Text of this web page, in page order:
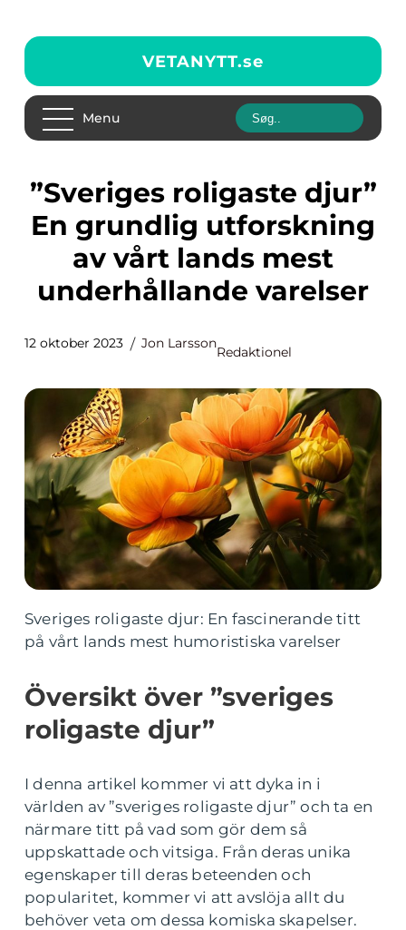
VETANYTT.se
Menu
”Sveriges roligaste djur”
En grundlig utforskning
av vårt lands mest
underhållande varelser
12 oktober 2023 Jon Larsson
Redaktionel
Sveriges roligaste djur: En fascinerande titt
på vårt lands mest humoristiska varelser
Översikt över ”sveriges
roligaste djur”
I denna artikel kommer vi att dyka in i
världen av ”sveriges roligaste djur” och ta en
närmare titt på vad som gör dem så
uppskattade och vitsiga. Från deras unika
egenskaper till deras beteenden och
popularitet, kommer vi att avslöja allt du
behöver veta om dessa komiska skapelser.